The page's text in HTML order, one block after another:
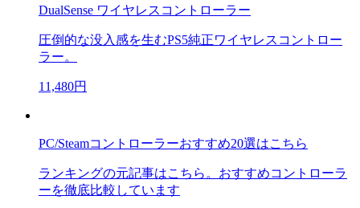
DualSense ワイヤレスコントローラー
圧倒的な没入感を生むPS5純正ワイヤレスコントロー
ラー。
11,480円
PC/Steamコントローラーおすすめ20選はこちら
ランキングの元記事はこちら。おすすめコントローラ
ーを徹底比較しています